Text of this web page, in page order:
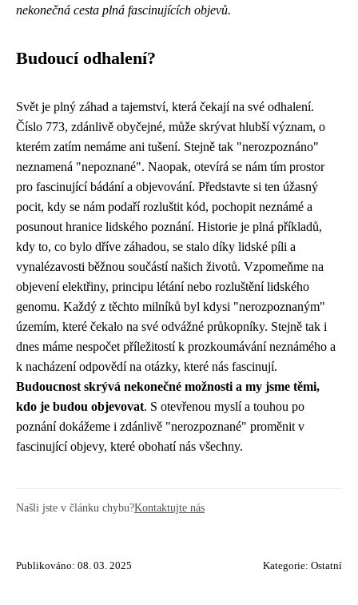
nekonečná cesta plná fascinujících objevů.
Budoucí odhalení?
Svět je plný záhad a tajemství, která čekají na své odhalení.
Číslo 773, zdánlivě obyčejné, může skrývat hlubší význam, o
kterém zatím nemáme ani tušení. Stejně tak "nerozpoznáno"
neznamená "nepoznané". Naopak, otevírá se nám tím prostor
pro fascinující bádání a objevování. Představte si ten úžasný
pocit, kdy se nám podaří rozluštit kód, pochopit neznámé a
posunout hranice lidského poznání. Historie je plná příkladů,
kdy to, co bylo dříve záhadou, se stalo díky lidské píli a
vynalézavosti běžnou součástí našich životů. Vzpomeňme na
objevení elektřiny, principu létání nebo rozluštění lidského
genomu. Každý z těchto milníků byl kdysi "nerozpoznaným"
územím, které čekalo na své odvážné průkopníky. Stejně tak i
dnes máme nespočet příležitostí k prozkoumávání neznámého a
k nacházení odpovědí na otázky, které nás fascinují.
Budoucnost skrývá nekonečné možnosti a my jsme těmi,
kdo je budou objevovat. S otevřenou myslí a touhou po
poznání dokážeme i zdánlivě "nerozpoznané" proměnit v
fascinující objevy, které obohatí nás všechny.
Našli jste v článku chybu?Kontaktujte nás
Publikováno: 08. 03. 2025 Kategorie: Ostatní